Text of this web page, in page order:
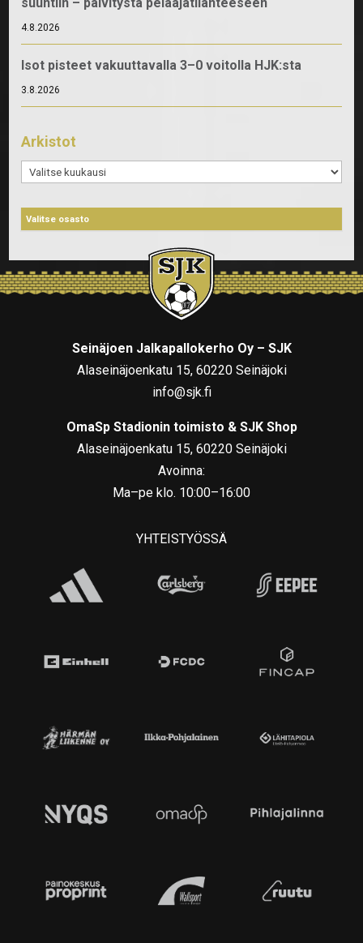
4.8.2026
Isot pisteet vakuuttavalla 3–0 voitolla HJK:sta
3.8.2026
Arkistot
Arkistot
Seinäjoen Jalkapallokerho Oy – SJK
Alaseinäjoenkatu 15, 60220 Seinäjoki
info@sjk.fi
OmaSp Stadionin toimisto & SJK Shop
Alaseinäjoenkatu 15, 60220 Seinäjoki
Avoinna:
Ma–pe klo. 10:00–16:00
YHTEISTYÖSSÄ